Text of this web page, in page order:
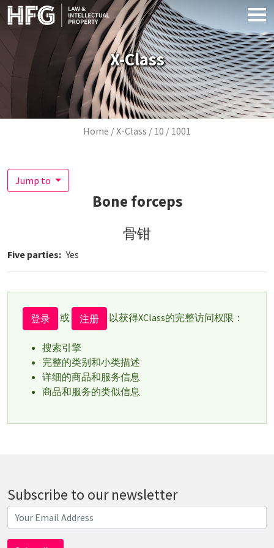
Skip to main content
X-Class
Breadcrumb
Home X-Class 10 1001
Jump to
Bone forceps
骨钳
Five parties Yes
登录 或 注册 以获得XClass的完整访问权限：
搜索引擎
完整的类别和小类描述
详细的商品和服务信息
商品和服务的类似信息
Subscribe to our newsletter